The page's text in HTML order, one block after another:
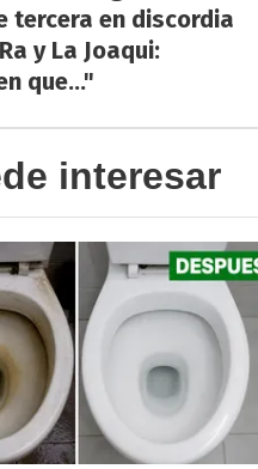
tercera en discordia
y La Joaqui:
que..."
interesar